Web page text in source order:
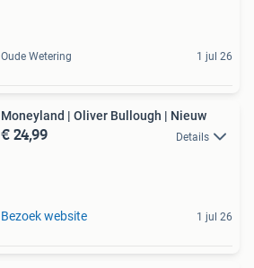
Oude Wetering 1 jul 26
Moneyland | Oliver Bullough | Nieuw
€ 24,99 Details
Bezoek website 1 jul 26